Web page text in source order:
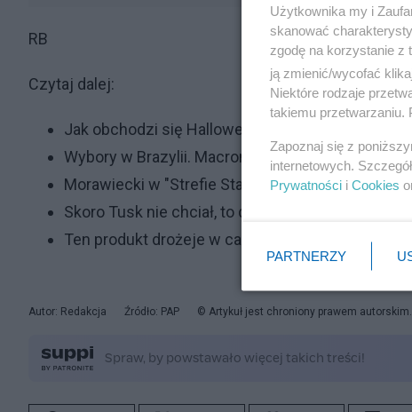
RB
Czytaj dalej:
Jak obchodzi się Halloween na świecie? Strach
Wybory w Brazylii. Macron błyskawicznie
Morawiecki w "Strefie Starcia": Donald Tusk to
Skoro Tusk nie chciał, to debatę Morawieckiemu
Ten produkt drożeje w całej Europie. Wiele osób
Autor: Redakcja Źródło: PAP © Artykuł jest chroniony prawem autorskim.
Użytkownika my i
skanować
zgodę na korzystanie z
ją zmienić/wycofać
Niektóre rodzaje
takiemu przetwarzaniu.
Zapoznaj się z
internetowych.
Prywatności i Cookies
PARTNERZY